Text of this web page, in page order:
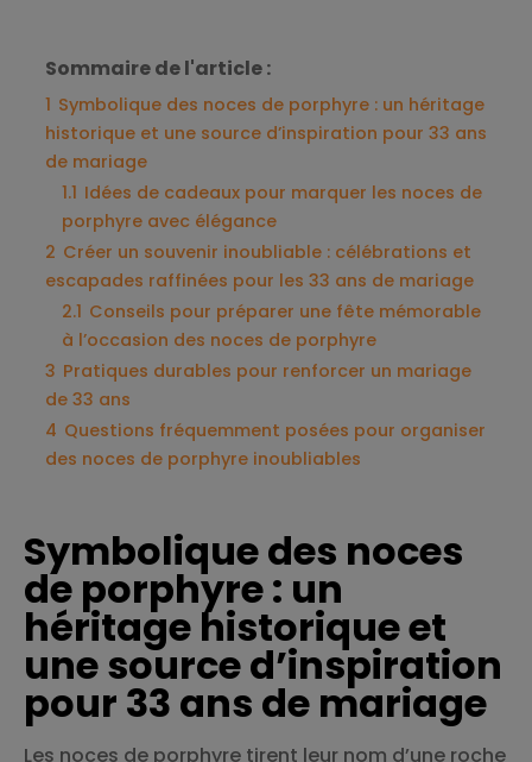
Sommaire de l'article :
1 Symbolique des noces de porphyre : un héritage
historique et une source d’inspiration pour 33 ans
de mariage
1.1 Idées de cadeaux pour marquer les noces de
porphyre avec élégance
2 Créer un souvenir inoubliable : célébrations et
escapades raffinées pour les 33 ans de mariage
2.1 Conseils pour préparer une fête mémorable
à l’occasion des noces de porphyre
3 Pratiques durables pour renforcer un mariage
de 33 ans
4 Questions fréquemment posées pour organiser
des noces de porphyre inoubliables
Symbolique des noces
de porphyre : un
héritage historique et
une source d’inspiration
pour 33 ans de mariage
Les noces de porphyre tirent leur nom d’une roche